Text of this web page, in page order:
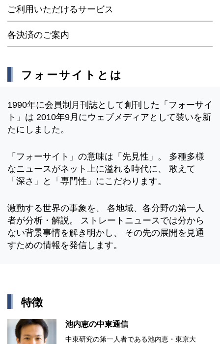
ご利用いただけるサービス
各決済のご案内
フォーサイトとは
1990年に会員制月刊誌として創刊した「フォーサイ
ト」は 2010年9月にウェブメディアとして装いを新
たにしました。
「フォーサイト」の意味は「先見性」。 多種多様
なニュースがネット上に溢れる時代に、 敢えて
「深さ」と「専門性」にこだわります。
激動する世界の事象を、 各地域、各分野の第一人
者が分析・解説。 ストレートニュースでは分から
ない背景事情を解き明かし、 その先の展開を見通
すための情報を発信します。
特徴
池内恵の中東通信
中東研究の第⼀⼈者である池内恵・東京⼤